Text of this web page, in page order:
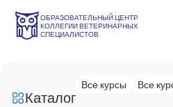
ОБРАЗОВАТЕЛЬНЫЙ ЦЕНТР
КОЛЛЕГИИ ВЕТЕРИНАРНЫХ
СПЕЦИАЛИСТОВ
Каталог
Все курсы Все